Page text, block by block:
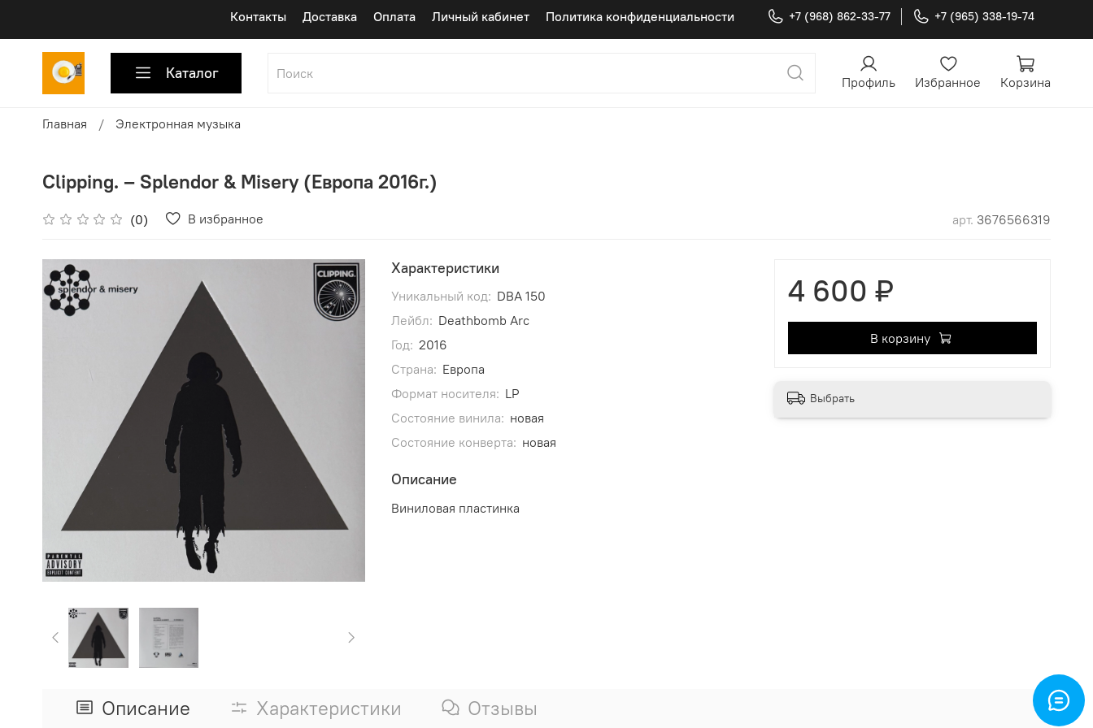
Контакты Доставка Оплата Личный кабинет Политика конфиденциальности +7 (968) 862-33-77 +7 (965) 338-19-74
Каталог Профиль Избранное Корзина
Главная Электронная музыка
Clipping. ‎– Splendor & Misery (Европа 2016г.)
(0) В избранное арт. 3676566319
Характеристики
Уникальный код: DBA 150
Лейбл: Deathbomb Arc
Год: 2016
Страна: Европа
Формат носителя: LP
Состояние винила: новая
Состояние конверта: новая
Описание
Виниловая пластинка
4 600 ₽
В корзину
Выбрать
Описание Характеристики Отзывы